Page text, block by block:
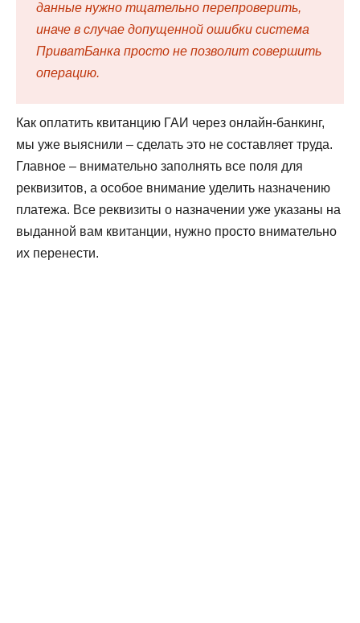
данные нужно тщательно перепроверить,
иначе в случае допущенной ошибки система
ПриватБанка просто не позволит совершить
операцию.
Как оплатить квитанцию ГАИ через онлайн-банкинг,
мы уже выяснили – сделать это не составляет труда.
Главное – внимательно заполнять все поля для
реквизитов, а особое внимание уделить назначению
платежа. Все реквизиты о назначении уже указаны на
выданной вам квитанции, нужно просто внимательно
их перенести.